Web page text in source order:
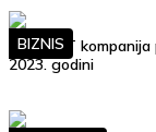
Top 10 IT
2023. godini
BIZNIS